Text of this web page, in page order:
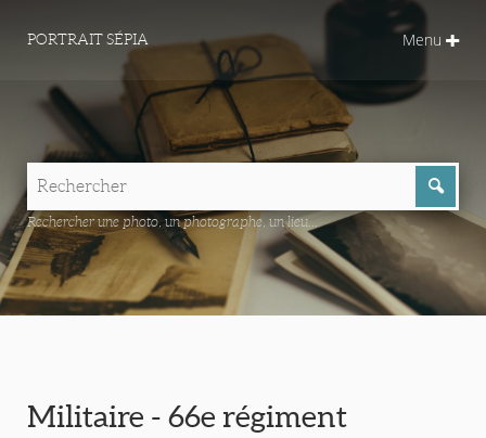
PORTRAIT SÉPIA Menu
Rechercher une photo, un photographe, un lieu...
Militaire - 66e régiment